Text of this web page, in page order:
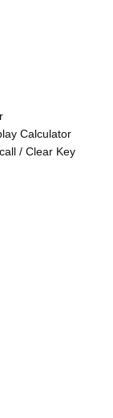
Calculator
/ Clear Key